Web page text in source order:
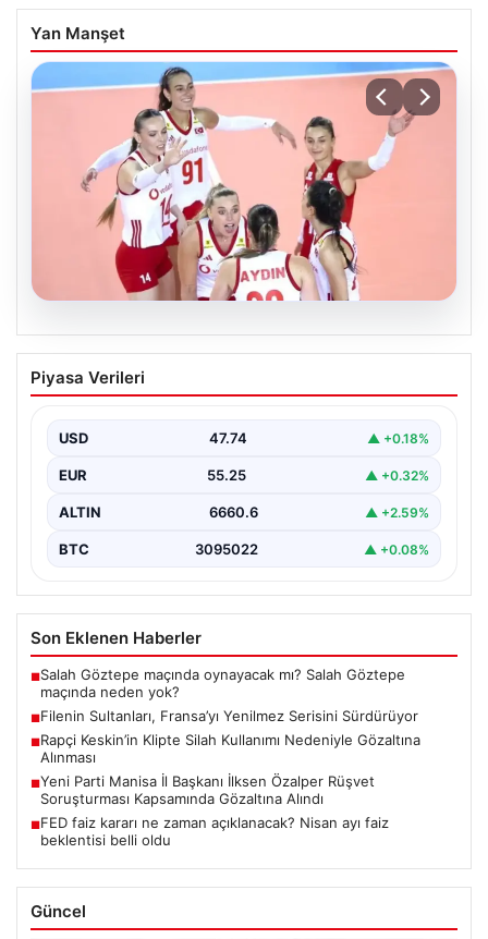
Yan Manşet
07.08.2026
Filenin Sultanları, Fransa’yı Yenilmez
Serisini Sürdürüyor
öncesinde yaptığı hazırlık maçlarında gösterdiği üstün
performansla…
Piyasa Verileri
USD 47.74 ▲ +0.18%
EUR 55.25 ▲ +0.32%
ALTIN 6660.6 ▲ +2.59%
BTC 3095022 ▲ +0.08%
Son Eklenen Haberler
■Salah Göztepe maçında oynayacak mı? Salah Göztepe
maçında neden yok?
■Filenin Sultanları, Fransa’yı Yenilmez Serisini Sürdürüyor
■Rapçi Keskin’in Klipte Silah Kullanımı Nedeniyle Gözaltına
Alınması
■Yeni Parti Manisa İl Başkanı İlksen Özalper Rüşvet
Soruşturması Kapsamında Gözaltına Alındı
■FED faiz kararı ne zaman açıklanacak? Nisan ayı faiz
beklentisi belli oldu
Güncel